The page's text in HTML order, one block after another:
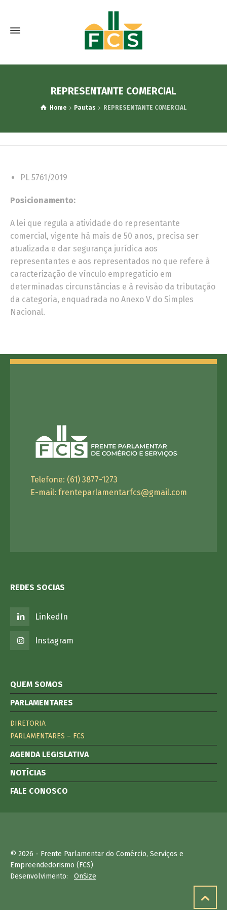
REPRESENTANTE COMERCIAL
Home Pautas REPRESENTANTE COMERCIAL
PL 5761/2019
Posicionamento:
A lei que regula a atividade do representante
comercial, vigente há mais de 50 anos, precisa ser
atualizada e dar segurança jurídica aos
representantes e aos representados no que refere à
caracterização de vínculo empregatício em
determinadas circunstâncias e à revisão da tributação
da categoria, enquadrada no Anexo V do Simples
Nacional.
Telefone: (61) 3877-1273
E-mail: frenteparlamentarfcs@gmail.com
REDES SOCIAS
LinkedIn
Instagram
QUEM SOMOS
PARLAMENTARES
DIRETORIA
PARLAMENTARES – FCS
AGENDA LEGISLATIVA
NOTÍCIAS
FALE CONOSCO
© 2026 - Frente Parlamentar do Comércio, Serviços e
Empreendedorismo (FCS)
Desenvolvimento: OnSize